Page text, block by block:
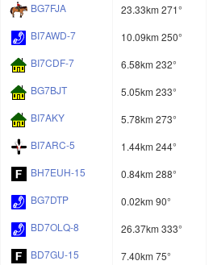
BG7FJA
23.33km 271°
BI7AWD-7
10.09km 250°
BI7CDF-7
6.58km 232°
BG7BJT
5.05km 233°
BI7AKY
5.78km 273°
BI7ARC-5
1.44km 244°
BH7EUH-15
0.84km 288°
BG7DTP
0.02km 90°
BD7OLQ-8
26.37km 333°
BD7GU-15
7.40km 75°